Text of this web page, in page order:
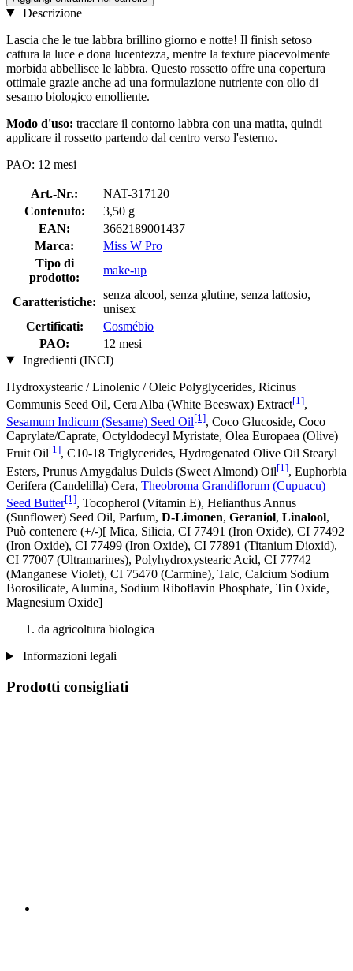
Descrizione
Lascia che le tue labbra brillino giorno e notte! Il finish setoso
cattura la luce e dona lucentezza, mentre la texture piacevolmente
morbida abbellisce le labbra. Questo rossetto offre una copertura
ottimale grazie anche ad una formulazione nutriente con olio di
sesamo biologico emolliente.
Modo d'uso: tracciare il contorno labbra con una matita, quindi
applicare il rossetto partendo dal centro verso l'esterno.
PAO: 12 mesi
Art.-Nr.:
NAT-317120
Contenuto:
3,50 g
EAN:
3662189001437
Marca:
Miss W Pro
Tipo di
prodotto:
make-up
Caratteristiche:
senza alcool, senza glutine, senza lattosio,
unisex
Certificati:
Cosmébio
PAO:
12 mesi
Ingredienti (INCI)
Hydroxystearic / Linolenic / Oleic Polyglycerides, Ricinus
Communis Seed Oil, Cera Alba (White Beeswax) Extract[1],
Sesamum Indicum (Sesame) Seed Oil[1], Coco Glucoside, Coco
Caprylate/Caprate, Octyldodecyl Myristate, Olea Europaea (Olive)
Fruit Oil[1], C10-18 Triglycerides, Hydrogenated Olive Oil Stearyl
Esters, Prunus Amygdalus Dulcis (Sweet Almond) Oil[1], Euphorbia
Cerifera (Candelilla) Cera, Theobroma Grandiflorum (Cupuacu)
Seed Butter[1], Tocopherol (Vitamin E), Helianthus Annus
(Sunflower) Seed Oil, Parfum, D-Limonen, Geraniol, Linalool,
Può contenere (+/-)[ Mica, Silicia, CI 77491 (Iron Oxide), CI 77492
(Iron Oxide), CI 77499 (Iron Oxide), CI 77891 (Titanium Dioxid),
CI 77007 (Ultramarines) , Polyhydroxystearic Acid, CI 77742
(Manganese Violet), CI 75470 (Carmine), Talc, Calcium Sodium
Borosilicate, Alumina, Sodium Riboflavin Phosphate, Tin Oxide,
Magnesium Oxide]
da agricoltura biologica
Informazioni legali
Prodotti consigliati